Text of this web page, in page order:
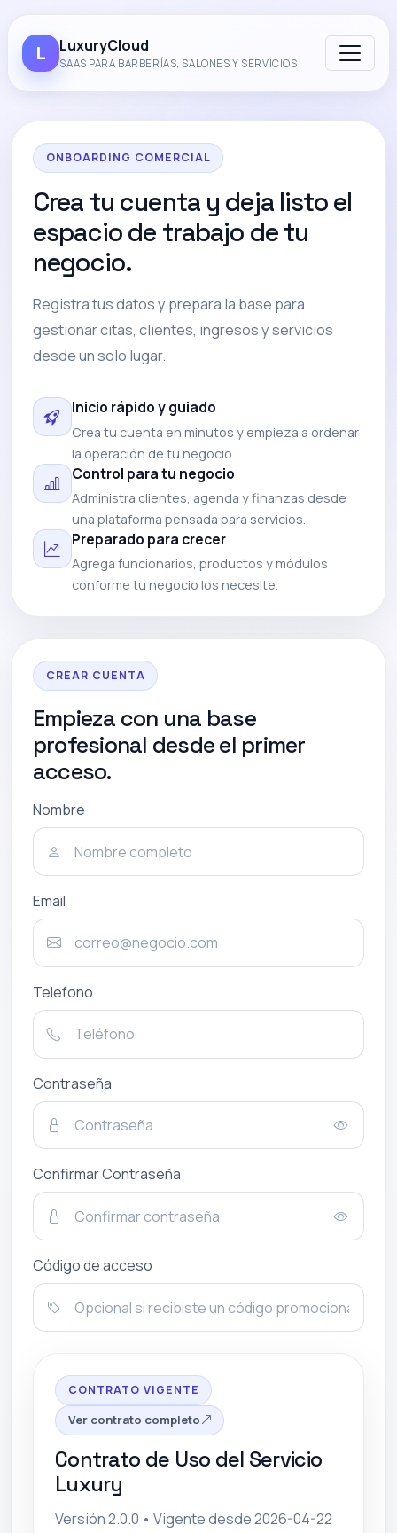
L LuxuryCloud
SAAS PARA BARBERÍAS, SALONES Y SERVICIOS
ONBOARDING COMERCIAL
Crea tu cuenta y deja listo el
espacio de trabajo de tu
negocio.
Registra tus datos y prepara la base para
gestionar citas, clientes, ingresos y servicios
desde un solo lugar.
Inicio rápido y guiado
Crea tu cuenta en minutos y empieza a ordenar
la operación de tu negocio.
Control para tu negocio
Administra clientes, agenda y finanzas desde
una plataforma pensada para servicios.
Preparado para crecer
Agrega funcionarios, productos y módulos
conforme tu negocio los necesite.
CREAR CUENTA
Empieza con una base
profesional desde el primer
acceso.
Nombre
Email
Telefono
Contraseña
Confirmar Contraseña
Código de acceso
CONTRATO VIGENTE
Ver contrato completo
Contrato de Uso del Servicio
Luxury
Versión 2.0.0 • Vigente desde 2026-04-22